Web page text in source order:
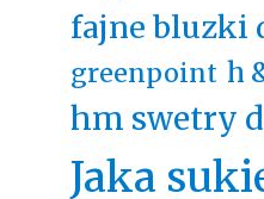
fajne bluzki
greenpoint h
hm swetry
Jaka